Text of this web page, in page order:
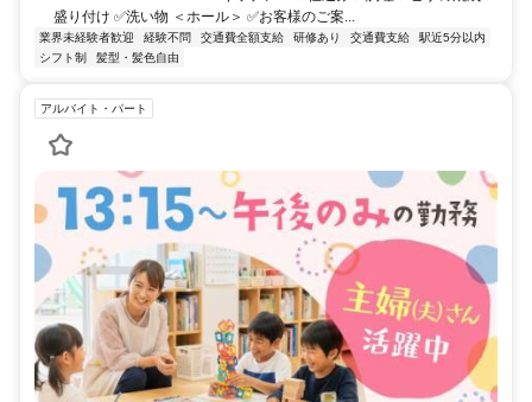
盛り付け ✅洗い物 ＜ホール＞ ✅お客様のご案...
業界未経験者歓迎 経験不問 交通費全額支給 研修あり 交通費支給
駅近5分以内
シフト制
髪型・髪色自由
アルバイト・パート